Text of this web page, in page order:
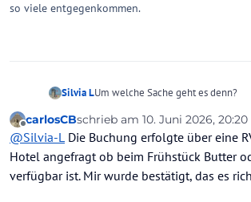
so viele entgegenkommen.
Silvia LUm welche Sache geht es denn?
Offline
carlosCBschrieb am 10. Juni 2026, 20:20
zuletzt editiert von
@Silvia-L Die Buchung erfolgte über eine
Hotel angefragt ob beim Frühstück Butter
verfügbar ist. Mir wurde bestätigt, das es